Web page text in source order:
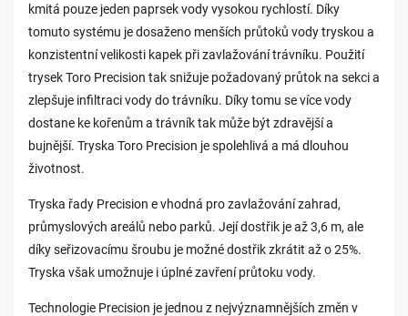
kmitá pouze jeden paprsek vody vysokou rychlostí. Díky
tomuto systému je dosaženo menších průtoků vody tryskou a
konzistentní velikosti kapek při zavlažování trávníku. Použití
trysek Toro Precision tak snižuje požadovaný průtok na sekci a
zlepšuje infiltraci vody do trávníku. Díky tomu se více vody
dostane ke kořenům a trávník tak může být zdravější a
bujnější. Tryska Toro Precision je spolehlivá a má dlouhou
životnost.
Tryska řady Precision e vhodná pro zavlažování zahrad,
průmyslových areálů nebo parků. Její dostřik je až 3,6 m, ale
díky seřizovacímu šroubu je možné dostřik zkrátit až o 25%.
Tryska však umožnuje i úplné zavření průtoku vody.
Technologie Precision je jednou z nejvýznamnějších změn v